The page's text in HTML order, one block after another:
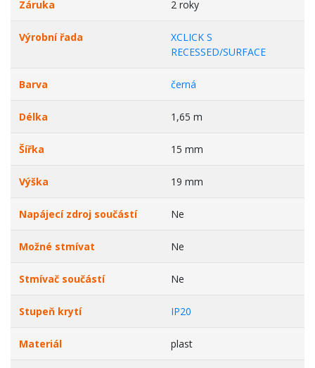
Záruka 2 roky
Výrobní řada
XCLICK S
RECESSED/SURFACE
Barva černá
Délka 1,65 m
Šířka 15 mm
Výška 19 mm
Napájecí zdroj součástí Ne
Možné stmívat Ne
Stmívač součástí Ne
Stupeň krytí IP20
Materiál plast